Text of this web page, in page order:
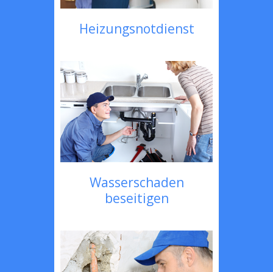
Heizungsnotdienst
Wasserschaden
beseitigen